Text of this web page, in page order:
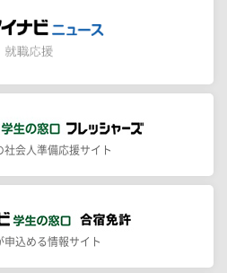
社会人準備応援サイト
申込める情報サイト